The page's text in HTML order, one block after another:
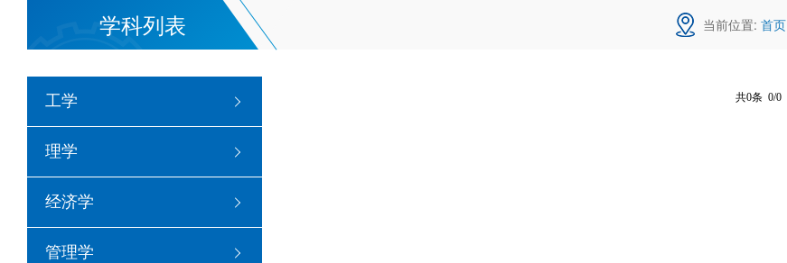
学科列表 当前位置: 首页
工学
理学
经济学
管理学
共0条 0/0